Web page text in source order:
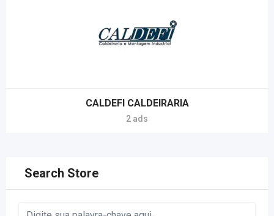
CALDEFI CALDEIRARIA
2 ads
Search Store